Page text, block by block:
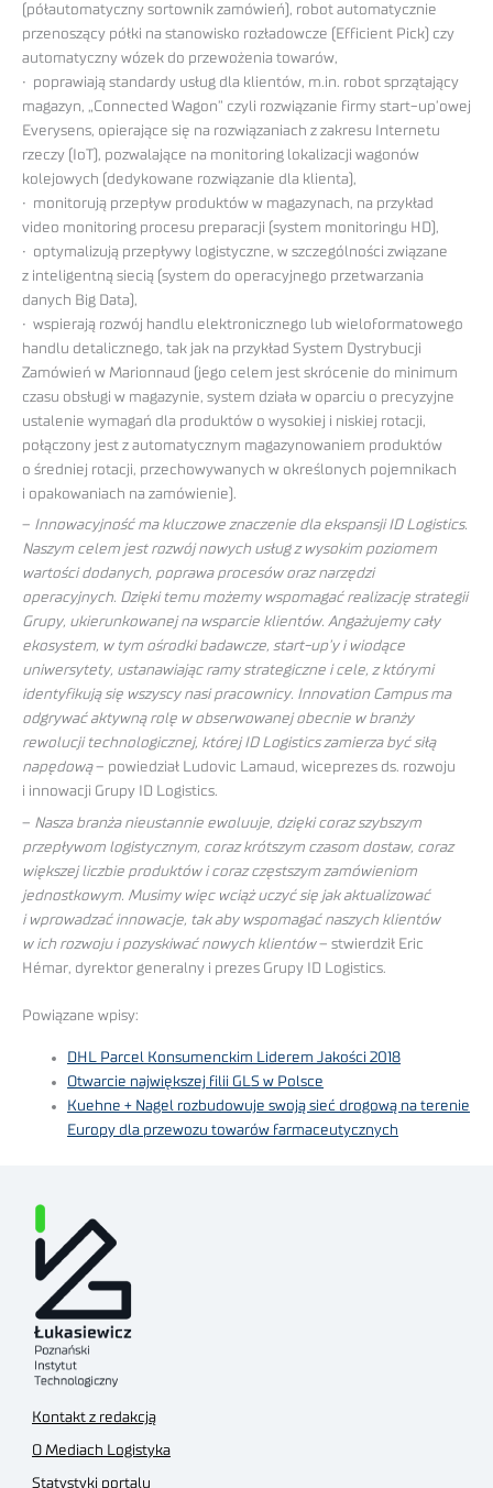
(półautomatyczny sortownik zamówień), robot automatycznie
przenoszący półki na stanowisko rozładowcze (Efficient Pick) czy
automatyczny wózek do przewożenia towarów,
• poprawiają standardy usług dla klientów, m.in. robot sprzątający
magazyn, „Connected Wagon” czyli rozwiązanie firmy start-up’owej
Everysens, opierające się na rozwiązaniach z zakresu Internetu
rzeczy (IoT), pozwalające na monitoring lokalizacji wagonów
kolejowych (dedykowane rozwiązanie dla klienta),
• monitorują przepływ produktów w magazynach, na przykład
video monitoring procesu preparacji (system monitoringu HD),
• optymalizują przepływy logistyczne, w szczególności związane
z inteligentną siecią (system do operacyjnego przetwarzania
danych Big Data),
• wspierają rozwój handlu elektronicznego lub wieloformatowego
handlu detalicznego, tak jak na przykład System Dystrybucji
Zamówień w Marionnaud (jego celem jest skrócenie do minimum
czasu obsługi w magazynie, system działa w oparciu o precyzyjne
ustalenie wymagań dla produktów o wysokiej i niskiej rotacji,
połączony jest z automatycznym magazynowaniem produktów
o średniej rotacji, przechowywanych w określonych pojemnikach
i opakowaniach na zamówienie).
– Innowacyjność ma kluczowe znaczenie dla ekspansji ID Logistics.
Naszym celem jest rozwój nowych usług z wysokim poziomem
wartości dodanych, poprawa procesów oraz narzędzi
operacyjnych. Dzięki temu możemy wspomagać realizację strategii
Grupy, ukierunkowanej na wsparcie klientów. Angażujemy cały
ekosystem, w tym ośrodki badawcze, start-up’y i wiodące
uniwersytety, ustanawiając ramy strategiczne i cele, z którymi
identyfikują się wszyscy nasi pracownicy. Innovation Campus ma
odgrywać aktywną rolę w obserwowanej obecnie w branży
rewolucji technologicznej, której ID Logistics zamierza być siłą
napędową– powiedział Ludovic Lamaud, wiceprezes ds. rozwoju
i innowacji Grupy ID Logistics.
– Nasza branża nieustannie ewoluuje, dzięki coraz szybszym
przepływom logistycznym, coraz krótszym czasom dostaw, coraz
większej liczbie produktów i coraz częstszym zamówieniom
jednostkowym. Musimy więc wciąż uczyć się jak aktualizować
i wprowadzać innowacje, tak aby wspomagać naszych klientów
w ich rozwoju i pozyskiwać nowych klientów– stwierdził Eric
Hémar, dyrektor generalny i prezes Grupy ID Logistics.
Powiązane wpisy:
DHL Parcel Konsumenckim Liderem Jakości 2018
Otwarcie największej filii GLS w Polsce
Kuehne + Nagel rozbudowuje swoją sieć drogową na terenie
Europy dla przewozu towarów farmaceutycznych
Kontakt z redakcją
O Mediach Logistyka
Statystyki portalu